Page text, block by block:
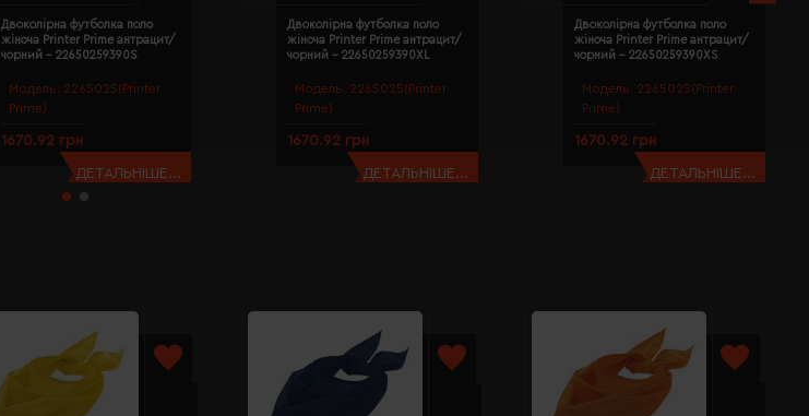
Модель: 2265025(Printer
Prime)
Двоколірна футболка поло
жіноча Printer Prime антрацит/
чорний - 22650259390S
1670.92 грн
ДЕТАЛЬНІШЕ...
Модель: 2265025(Printer
Prime)
Двоколірна футболка поло
жіноча Printer Prime антрацит/
чорний - 22650259390XL
1670.92 грн
ДЕТАЛЬНІШЕ...
Модель: 2265025(Printer
Prime)
Двоколірна футболка поло
жіноча Printer Prime антрацит/
чорний - 22650259390XS
1670.92 грн
ДЕТАЛЬНІШЕ...